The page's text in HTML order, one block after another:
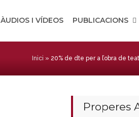
ÀUDIOS I VÍDEOS PUBLICACIONS
Inici » 20% de dte per a l’obra de
Properes